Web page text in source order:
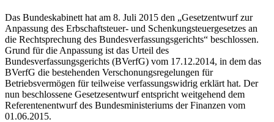
Das Bundeskabinett hat am 8. Juli 2015 den „Gesetzentwurf zur
Anpassung des Erbschaftsteuer- und Schenkungsteuergesetzes an
die Rechtsprechung des Bundesverfassungsgerichts“ beschlossen.
Grund für die Anpassung ist das Urteil des
Bundesverfassungsgerichts (BVerfG) vom 17.12.2014, in dem das
BVerfG die bestehenden Verschonungsregelungen für
Betriebsvermögen für teilweise verfassungswidrig erklärt hat. Der
nun beschlossene Gesetzesentwurf entspricht weitgehend dem
Referentenentwurf des Bundesministeriums der Finanzen vom
01.06.2015.